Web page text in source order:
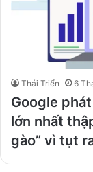
Thái Triển 6
Google
lớn nhất
gào” vì tụt